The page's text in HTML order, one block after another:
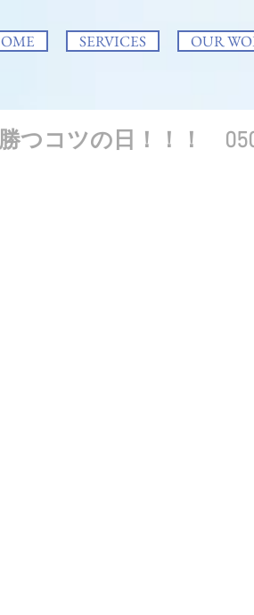
SERVICES OUR
つコツの日！！！